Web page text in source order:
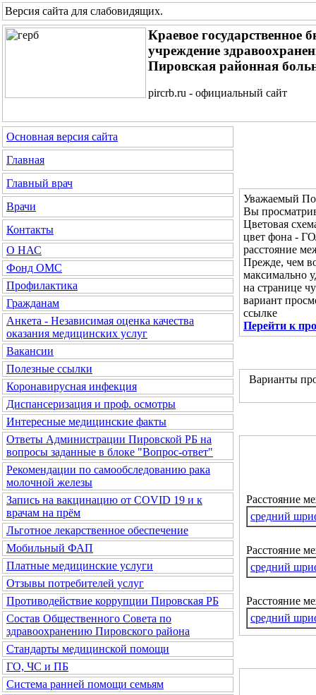
Версия сайта для слабовидящих.
Краевое государственное
учреждение
Пировская районная
pircrb.ru - официальный сайт
Основная версия сайта
Главная
Главный врач
Врачи
Контакты
О НАС
Фонд ОМС
Профилактика
Гражданам
Анкета - Независимая оценка качества
оказания медицинских услуг
Вакансии
Полезные ссылки
Коронавирусная инфекция
Диспансеризация и проф. осмотры
Интересные медицинские факты
Ответы Администрации Пировской РБ на
вопросы заданные в блоке "Вопрос-ответ"
Рекомендации по самообследованию рака
молочной железы
Запись на вакцинацию от COVID 19 и к
врачам на прём
Льготное лекарственное обеспечение
Мобильный ФАП
Платные медицинские услуги
Отзывы потребителей услуг
Противодействие коррупции Пировская РБ
Состав Общественного Совета по
здравоохранению Пировского района
Стандарты медицинской помощи
ГО, ЧС и ПБ
Система ранней помощи семьям
Уважаемый
Вы
Цветовая
цвет фона -
расстояние
Прежде, чем
максимально
на странице
вариант
ссылке
Перейти к
Варианты
Расстояние
средний
Расстояние
средний
Расстояние
средний